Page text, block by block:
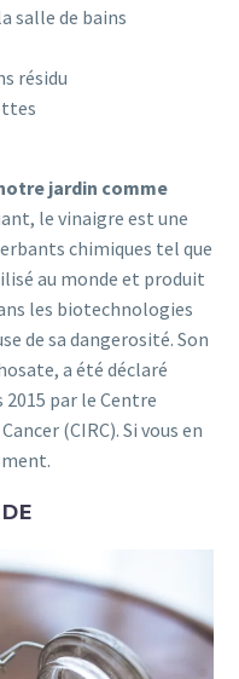
salle de bains
résidu
jardin comme
le vinaigre est une
chimiques tel que
au monde et produit
les biotechnologies
de sa dangerosité. Son
a été déclaré
2015 par le Centre
(CIRC). Si vous en